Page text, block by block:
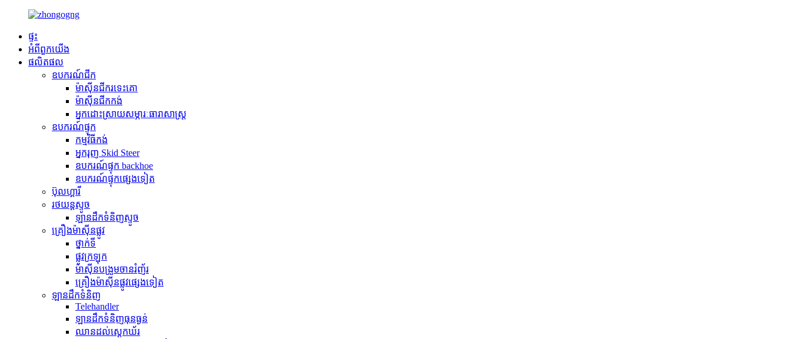
ផ្ទះ
អំពី​ពួក​យើង
ផលិតផល
ឧបករណ៍ជីក
ម៉ាស៊ីនជីករទេះគោ
ម៉ាស៊ីនជីកកង់
អ្នកដោះស្រាយសម្ភារៈធារាសាស្ត្រ
ឧបករណ៍ផ្ទុក
កម្មវិធី​កង់
អ្នករុញ Skid Steer
ឧបករណ៍ផ្ទុក backhoe
ឧបករណ៍ផ្ទុកផ្សេងទៀត
ប៊ុលហ្គារី
រថយន្តស្ទូច
ឡានដឹកទំនិញស្ទូច
គ្រឿងម៉ាស៊ីនផ្លូវ
ថ្នាក់ទី
ផ្លូវក្រឡុក
ម៉ាស៊ីនបង្រួមចានរំញ័រ
គ្រឿងម៉ាស៊ីនផ្លូវផ្សេងទៀត
ឡានដឹកទំនិញ
Telehandler
ឡានដឹកទំនិញធុនធ្ងន់
ឈានដល់ស្តេកឃ័រ